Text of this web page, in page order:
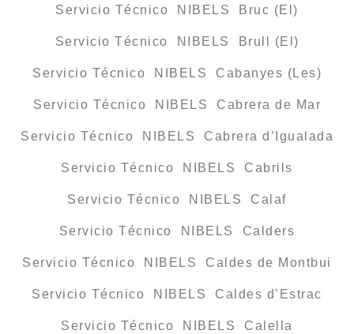
Servicio Técnico NIBELS Bruc (El)
Servicio Técnico NIBELS Brull (El)
Servicio Técnico NIBELS Cabanyes (Les)
Servicio Técnico NIBELS Cabrera de Mar
Servicio Técnico NIBELS Cabrera d’Igualada
Servicio Técnico NIBELS Cabrils
Servicio Técnico NIBELS Calaf
Servicio Técnico NIBELS Calders
Servicio Técnico NIBELS Caldes de Montbui
Servicio Técnico NIBELS Caldes d’Estrac
Servicio Técnico NIBELS Calella